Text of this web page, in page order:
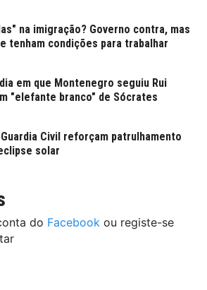
na imigração? Governo contra, mas
tenham condições para trabalhar
em que Montenegro seguiu Rui
"elefante branco" de Sócrates
Guardia Civil reforçam patrulhamento
solar
do Facebook ou registe-se